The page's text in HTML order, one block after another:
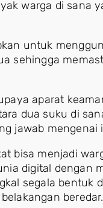
warga di sana
untuk
sehingga
aparat
dua suku di
jawab mengenai
bisa menjadi
digital dengan
segala bentuk
beredar.